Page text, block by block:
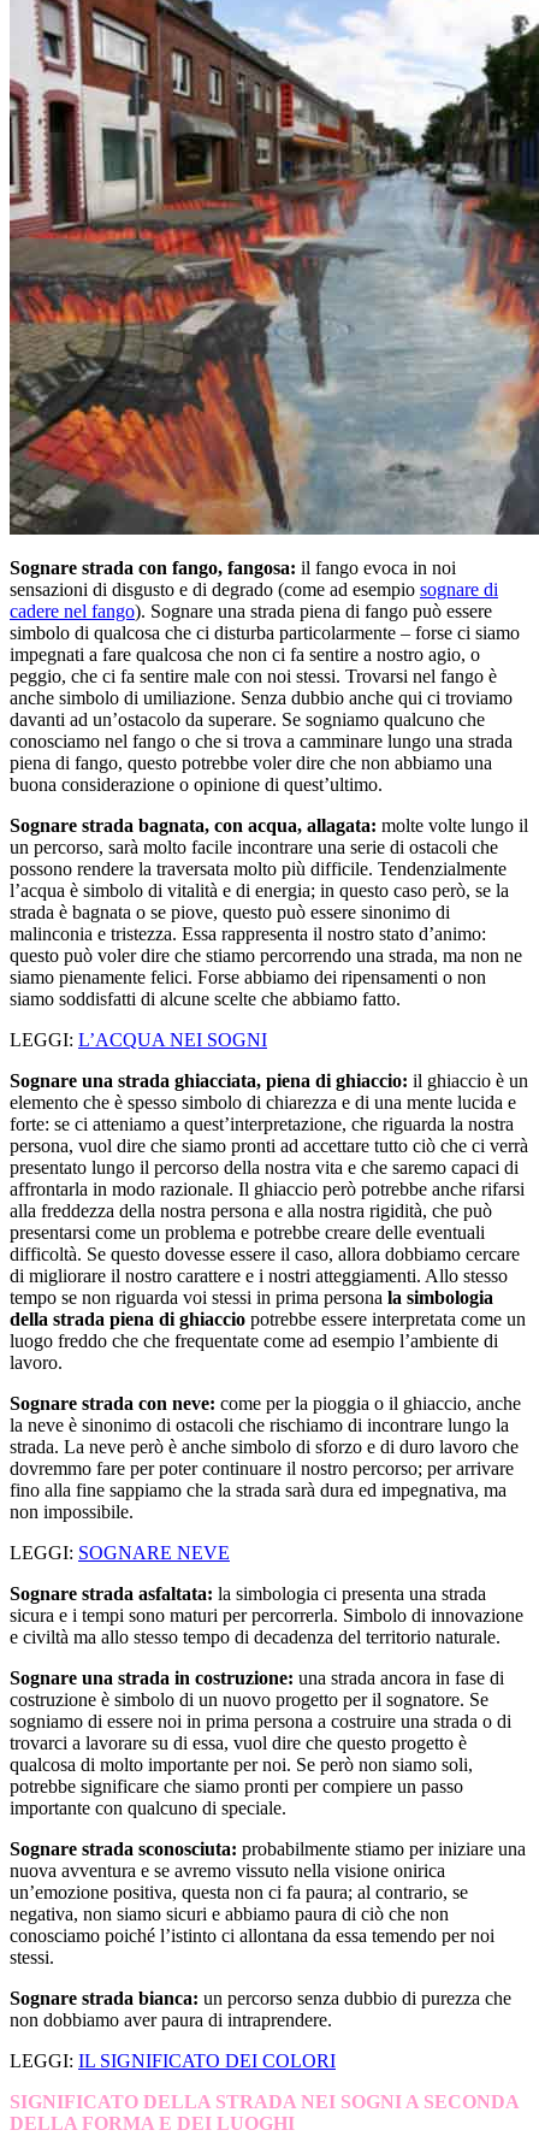
Sognare strada con fango, fangosa: il fango evoca in noi
sensazioni di disgusto e di degrado (come ad esempio sognare di
cadere nel fango). Sognare una strada piena di fango può essere
simbolo di qualcosa che ci disturba particolarmente – forse ci siamo
impegnati a fare qualcosa che non ci fa sentire a nostro agio, o
peggio, che ci fa sentire male con noi stessi. Trovarsi nel fango è
anche simbolo di umiliazione. Senza dubbio anche qui ci troviamo
davanti ad un’ostacolo da superare. Se sogniamo qualcuno che
conosciamo nel fango o che si trova a camminare lungo una strada
piena di fango, questo potrebbe voler dire che non abbiamo una
buona considerazione o opinione di quest’ultimo.
Sognare strada bagnata, con acqua, allagata: molte volte lungo il
un percorso, sarà molto facile incontrare una serie di ostacoli che
possono rendere la traversata molto più difficile. Tendenzialmente
l’acqua è simbolo di vitalità e di energia; in questo caso però, se la
strada è bagnata o se piove, questo può essere sinonimo di
malinconia e tristezza. Essa rappresenta il nostro stato d’animo:
questo può voler dire che stiamo percorrendo una strada, ma non ne
siamo pienamente felici. Forse abbiamo dei ripensamenti o non
siamo soddisfatti di alcune scelte che abbiamo fatto.
LEGGI: L’ACQUA NEI SOGNI
Sognare una strada ghiacciata, piena di ghiaccio: il ghiaccio è un
elemento che è spesso simbolo di chiarezza e di una mente lucida e
forte: se ci atteniamo a quest’interpretazione, che riguarda la nostra
persona, vuol dire che siamo pronti ad accettare tutto ciò che ci verrà
presentato lungo il percorso della nostra vita e che saremo capaci di
affrontarla in modo razionale. Il ghiaccio però potrebbe anche rifarsi
alla freddezza della nostra persona e alla nostra rigidità, che può
presentarsi come un problema e potrebbe creare delle eventuali
difficoltà. Se questo dovesse essere il caso, allora dobbiamo cercare
di migliorare il nostro carattere e i nostri atteggiamenti. Allo stesso
tempo se non riguarda voi stessi in prima persona la simbologia
della strada piena di ghiaccio potrebbe essere interpretata come un
luogo freddo che che frequentate come ad esempio l’ambiente di
lavoro.
Sognare strada con neve: come per la pioggia o il ghiaccio, anche
la neve è sinonimo di ostacoli che rischiamo di incontrare lungo la
strada. La neve però è anche simbolo di sforzo e di duro lavoro che
dovremmo fare per poter continuare il nostro percorso; per arrivare
fino alla fine sappiamo che la strada sarà dura ed impegnativa, ma
non impossibile.
LEGGI: SOGNARE NEVE
Sognare strada asfaltata: la simbologia ci presenta una strada
sicura e i tempi sono maturi per percorrerla. Simbolo di innovazione
e civiltà ma allo stesso tempo di decadenza del territorio naturale.
Sognare una strada in costruzione: una strada ancora in fase di
costruzione è simbolo di un nuovo progetto per il sognatore. Se
sogniamo di essere noi in prima persona a costruire una strada o di
trovarci a lavorare su di essa, vuol dire che questo progetto è
qualcosa di molto importante per noi. Se però non siamo soli,
potrebbe significare che siamo pronti per compiere un passo
importante con qualcuno di speciale.
Sognare strada sconosciuta: probabilmente stiamo per iniziare una
nuova avventura e se avremo vissuto nella visione onirica
un’emozione positiva, questa non ci fa paura; al contrario, se
negativa, non siamo sicuri e abbiamo paura di ciò che non
conosciamo poiché l’istinto ci allontana da essa temendo per noi
stessi.
Sognare strada bianca: un percorso senza dubbio di purezza che
non dobbiamo aver paura di intraprendere.
LEGGI: IL SIGNIFICATO DEI COLORI
SIGNIFICATO DELLA STRADA NEI SOGNI A SECONDA
DELLA FORMA E DEI LUOGHI